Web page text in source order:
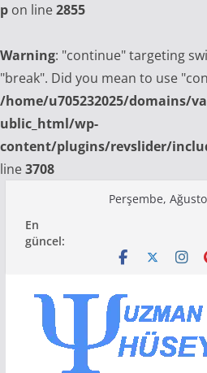
p on line2855
Warning: "continue" targeting
"break". Did you mean to use
/home/u705232025/domains/
ublic_html/wp-
content/plugins/revslider/
line3708
content
Perşembe,
En
güncel: